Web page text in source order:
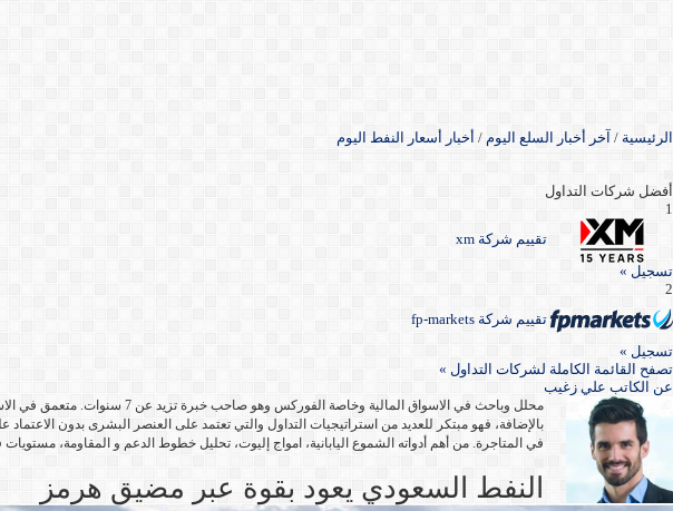
الرئيسية / آخر أخبار السلع اليوم / أخبار أسعار النفط اليوم
أفضل شركات التداول
1
تقييم شركة xm
تسجيل »
2
تقييم شركة fp-markets
تسجيل »
تصفح القائمة الكاملة لشركات التداول »
عن الكاتب علي زغيب
محلل وباحث في الاسواق
بالإضافة، فهو مبتكر للعديد من استراتيجيات التداول والتي تعتمد على العنصر البشرى بدون
في المتاجرة. من أهم أدواته الشموع اليابانية، امواج إليوت، تحليل خطوط الدعم و المقاومة،
النفط السعودي يعود بقوة عبر مضيق هرمز